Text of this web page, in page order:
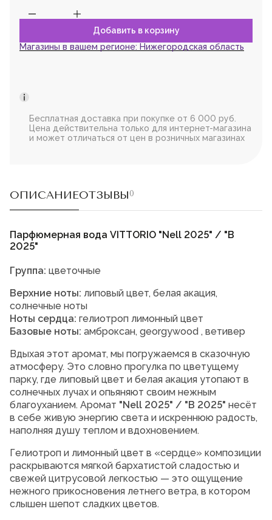
Магазины в вашем регионе: Нижегородская область
Бесплатная доставка при покупке от 6 000 руб.
Цена действительна только для интернет-магазина
и может отличаться от цен в розничных магазинах
ОПИСАНИЕОТЗЫВЫ0
Парфюмерная вода VITTORIO "Nell 2025" / "В
2025"
Группа: цветочные
Верхние ноты: липовый цвет, белая акация,
солнечные ноты
Ноты сердца: гелиотроп лимонный цвет
Базовые ноты: амброксан, georgywood , ветивер
Вдыхая этот аромат, мы погружаемся в сказочную
атмосферу. Это словно прогулка по цветущему
парку, где липовый цвет и белая акация утопают в
солнечных лучах и опьяняют своим нежным
благоуханием. Аромат "Nell 2025" / "В 2025" несёт
в себе живую энергию света и искреннюю радость,
наполняя душу теплом и вдохновением.
Гелиотроп и лимонный цвет в «сердце» композиции
раскрываются мягкой бархатистой сладостью и
свежей цитрусовой легкостью — это ощущение
нежного прикосновения летнего ветра, в котором
слышен шепот сладких цветов.